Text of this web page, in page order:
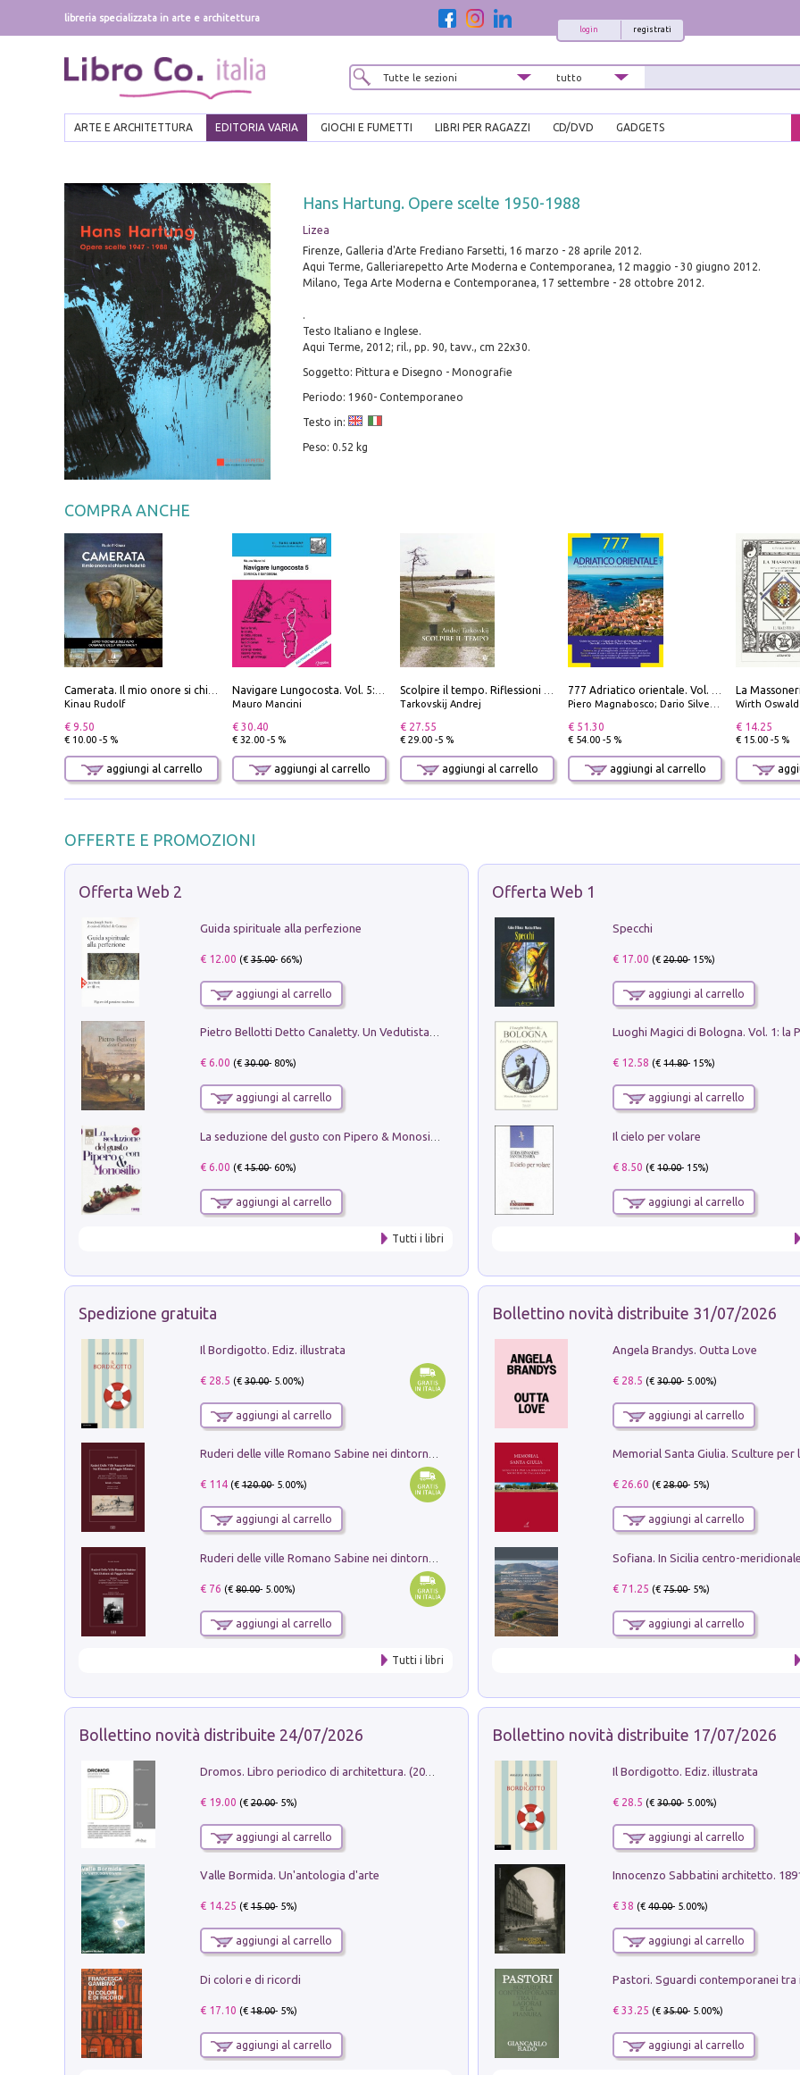
libreria specializzata in arte e architettura
registrati
login
ARTE E ARCHITETTURA EDITORIA VARIA GIOCHI E FUMETTI LIBRI PER RAGAZZI CD/DVD GADGETS
Hans Hartung. Opere scelte 1950-1988
Lizea
Firenze, Galleria d'Arte Frediano Farsetti, 16 marzo - 28 aprile 2012.
Aqui Terme, Galleriarepetto Arte Moderna e Contemporanea, 12 maggio - 30 giugno 2012.
Milano, Tega Arte Moderna e Contemporanea, 17 settembre - 28 ottobre 2012.
.
Testo Italiano e Inglese.
Aqui Terme, 2012; ril., pp. 90, tavv., cm 22x30.
Soggetto: Pittura e Disegno - Monografie
Periodo: 1960- Contemporaneo
Testo in:
Peso: 0.52 kg
COMPRA ANCHE
Camerata. Il mio onore si chiama fedeltà
Kinau Rudolf
€ 9.50
€ 10.00 -5 %
aggiungi al carrello
Navigare Lungocosta. Vol. 5: Corsica e Sardegna
Mauro Mancini
€ 30.40
€ 32.00 -5 %
aggiungi al carrello
Scolpire il tempo. Riflessioni sul cinema.
Tarkovskij Andrej
€ 27.55
€ 29.00 -5 %
aggiungi al carrello
777 Adriatico orientale. Vol. 2: Costa della Dalmazia da Zara a Molunat, Isole della Dalmazia Meridionale e Montenegro
Piero Magnabosco; Dario Silvestro; Marco Sbrizzi
€ 51.30
€ 54.00 -5 %
aggiungi al carrello
Wirth Oswald
€ 14.25
€ 15.00 -5 %
OFFERTE E PROMOZIONI
Offerta Web 2
Guida spirituale alla perfezione
€ 12.00 (€35.00- 66%)
aggiungi al carrello
Pietro Bellotti Detto Canaletty. Un Vedutista Veneziano nella Francia dell'Ancien Régime
€ 6.00 (€30.00- 80%)
aggiungi al carrello
€ 6.00 (€15.00- 60%)
aggiungi al carrello
Tutti i libri
Offerta Web 1
Specchi
€ 17.00 (€20.00- 15%)
aggiungi al carrello
€ 12.58 (€14.80- 15%)
aggiungi al carrello
Il cielo per volare
€ 8.50 (€10.00- 15%)
aggiungi al carrello
Spedizione gratuita
Il Bordigotto. Ediz. illustrata
€ 28.5 (€30.00- 5.00%)
aggiungi al carrello
Ruderi delle ville Romano Sabine nei dintorni di Poggio Mirteto. Illustrati dal dott.re prof.re cav.re Ercole Nardi regio ispettore degli scavi e monumenti. Anno 1885. Tavole e studio. Con 25 tavole fuori testo in cartella editoriale
€ 114(€120.00- 5.00%)
aggiungi al carrello
€ 76 (€80.00- 5.00%)
aggiungi al carrello
Tutti i libri
Bollettino novità distribuite 31/07/2026
Angela Brandys. Outta Love
€ 28.5 (€30.00- 5.00%)
aggiungi al carrello
€ 26.60 (€28.00- 5%)
aggiungi al carrello
€ 71.25 (€75.00- 5%)
aggiungi al carrello
Bollettino novità distribuite 24/07/2026
Dromos. Libro periodico di architettura. (2026). Vol. 15: Post-model
€ 19.00 (€20.00- 5%)
aggiungi al carrello
Valle Bormida. Un'antologia d'arte
€ 14.25 (€15.00- 5%)
aggiungi al carrello
Di colori e di ricordi
€ 17.10 (€18.00- 5%)
aggiungi al carrello
Bollettino novità distribuite 17/07/2026
Il Bordigotto. Ediz. illustrata
€ 28.5 (€30.00- 5.00%)
aggiungi al carrello
Innocenzo Sabbatini architetto.
€ 38 (€40.00- 5.00%)
aggiungi al carrello
€ 33.25 (€35.00- 5.00%)
aggiungi al carrello